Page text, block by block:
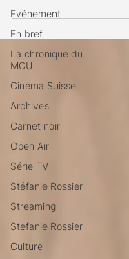
Evénement
En bref
La chronique du
MCU
Cinéma Suisse
Archives
Carnet noir
Open Air
Série TV
Stéfanie Rossier
Streaming
Stefanie Rossier
Culture